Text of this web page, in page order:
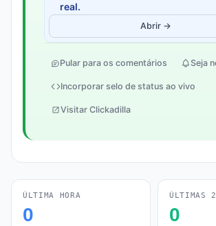
real.
Abrir →
Pular para os comentários Seja
Incorporar selo de status ao vivo
Visitar Clickadilla
ÚLTIMA HORA
0
ÚLTIMAS
0